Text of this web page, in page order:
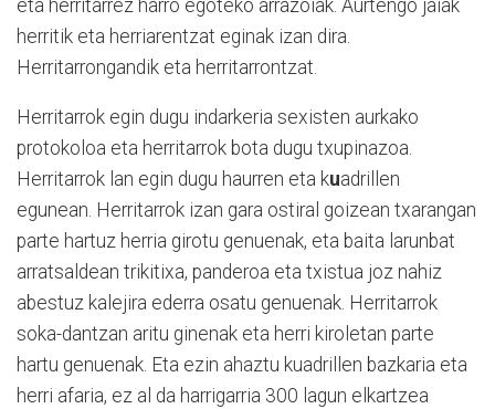
eta herritarrez harro egoteko arrazoiak. Aurtengo jaiak
herritik eta herriarentzat eginak izan dira.
Herritarrongandik eta herritarrontzat.
Herritarrok egin dugu indarkeria sexisten aurkako
protokoloa eta herritarrok bota dugu txupinazoa.
Herritarrok lan egin dugu haurren eta kuadrillen
egunean. Herritarrok izan gara ostiral goizean txarangan
parte hartuz herria girotu genuenak, eta baita larunbat
arratsaldean trikitixa, panderoa eta txistua joz nahiz
abestuz kalejira ederra osatu genuenak. Herritarrok
soka-dantzan aritu ginenak eta herri kiroletan parte
hartu genuenak. Eta ezin ahaztu kuadrillen bazkaria eta
herri afaria, ez al da harrigarria 300 lagun elkartzea